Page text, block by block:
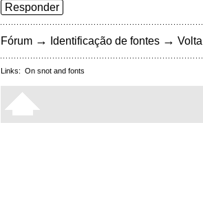
Responder
Fórum → Identificação de fontes →
Links: On snot and fonts